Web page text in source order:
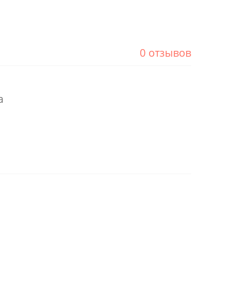
0 отзывов